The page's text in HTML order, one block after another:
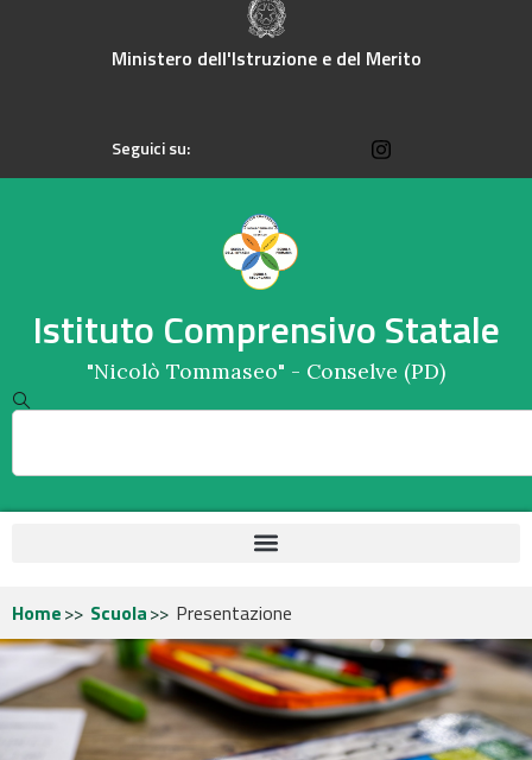
Ministero dell'Istruzione e del Merito
Seguici su:
Istituto Comprensivo Statale
"Nicolò Tommaseo" - Conselve (PD)
Home Scuola Presentazione